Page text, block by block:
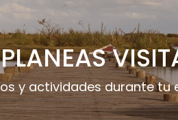
y actividades durante tu